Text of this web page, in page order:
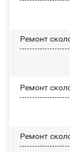
Ремонт
Ремонт
Ремонт